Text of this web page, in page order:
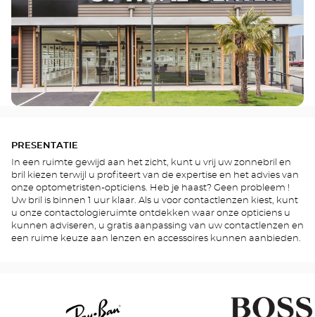
PRESENTATIE
In een ruimte gewijd aan het zicht, kunt u vrij uw zonnebril en
bril kiezen terwijl u profiteert van de expertise en het advies van
onze optometristen-opticiens. Heb je haast? Geen probleem !
Uw bril is binnen 1 uur klaar. Als u voor contactlenzen kiest, kunt
u onze contactologieruimte ontdekken waar onze opticiens u
kunnen adviseren, u gratis aanpassing van uw contactlenzen en
een ruime keuze aan lenzen en accessoires kunnen aanbieden.